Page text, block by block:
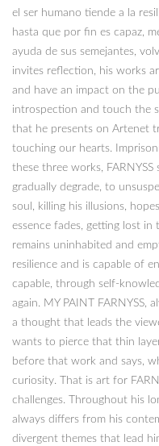
el ser humano tiende a la
hasta que por fin es capaz,
ayuda de sus semejantes,
invites reflection, his works
and have an impact on the
introspection and touch the
that he presents on Artenet
touching our hearts.
these three works,
gradually degrade, to
soul, killing his illusions,
essence fades, getting lost
remains uninhabited and
resilience and is capable of
capable, through self-
again. MY PAINT FARNYSS,
a thought that leads the
wants to pierce that thin
before that work and says,
curiosity. That is art for
challenges. Throughout his
always differs from his
divergent themes that lead